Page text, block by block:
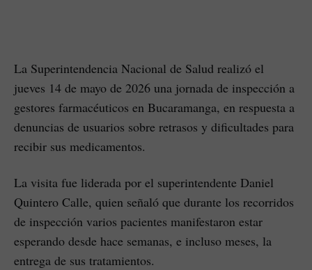
La Superintendencia Nacional de Salud realizó el
jueves 14 de mayo de 2026 una jornada de inspección a
gestores farmacéuticos en Bucaramanga, en respuesta a
denuncias de usuarios sobre retrasos y dificultades para
recibir sus medicamentos.
La visita fue liderada por el superintendente Daniel
Quintero Calle, quien señaló que durante los recorridos
de inspección varios pacientes manifestaron estar
esperando desde hace semanas, e incluso meses, la
entrega de sus tratamientos.